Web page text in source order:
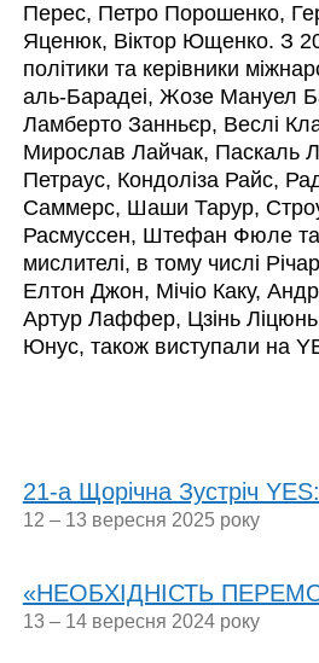
Перес, Петро Порошенко,
Яценюк, Віктор Ющенко. З
політики та керівники
аль-Барадеі, Жозе Мануел
Ламберто Занньєр, Веслі
Мирослав Лайчак, Паскаль
Петраус, Кондоліза Райс,
Саммерс, Шаши Тарур,
Расмуссен, Штефан Фюле та
мислителі, в тому числі
Елтон Джон, Мічіо Каку,
Артур Лаффер, Цзінь
Юнус, також виступали на
21-а Щорічна Зустріч
12 – 13 вересня 2025 року
«НЕОБХІДНІСТЬ
13 – 14 вересня 2024 року